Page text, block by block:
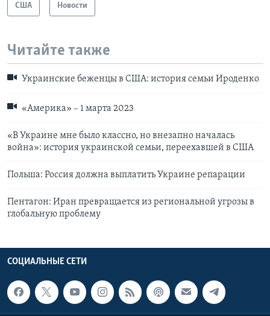
США Новости
Читайте также
Украинские беженцы в США: история семьи Ироденко
«Америка» – 1 марта 2023
«В Украине мне было классно, но внезапно началась
война»: история украинской семьи, переехавшей в США
Польша: Россия должна выплатить Украине репарации
Пентагон: Иран превращается из региональной угрозы в
глобальную проблему
СОЦИАЛЬНЫЕ СЕТИ